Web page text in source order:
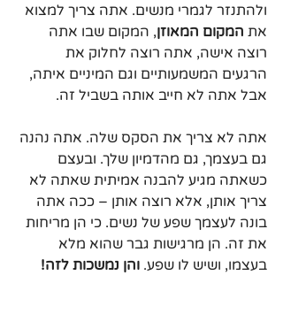
ולהתנזר לגמרי מנשים. אתה צריך למצוא
את המקום המאוזן, המקום שבו אתה
רוצה אישה, אתה רוצה לחלוק את
הרגעים המשמעותיים וגם המיניים איתה,
אבל אתה לא חייב אותה בשביל זה.
אתה לא צריך את הסקס שלה. אתה נהנה
גם בעצמך, גם מהדמיון שלך. ובעצם
כשאתה מגיע להבנה אמיתית שאתה לא
צריך אותן, אלא רוצה אותן – ככה אתה
בונה לעצמך שפע של נשים. כי הן מריחות
את זה. הן מרגישות גבר שהוא מלא
בעצמו, ושיש לו שפע. והן נמשכות לזה!